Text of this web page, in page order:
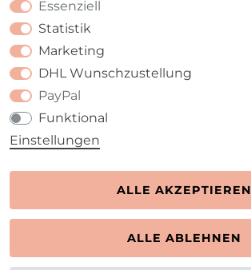
Essenziell
Statistik
Marketing
DHL Wunschzustellung
PayPal
Funktional
Einstellungen
ALLE AKZEPTIEREN
ALLE ABLEHNEN